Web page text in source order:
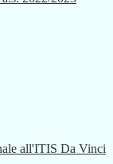
all'ITIS Da Vinci